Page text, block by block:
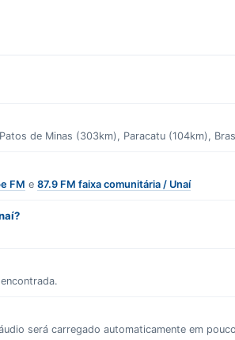
de Minas (303km), Paracatu (104km),
FM e87.9 FM faixa comunitária / Unaí
será carregado automaticamente em